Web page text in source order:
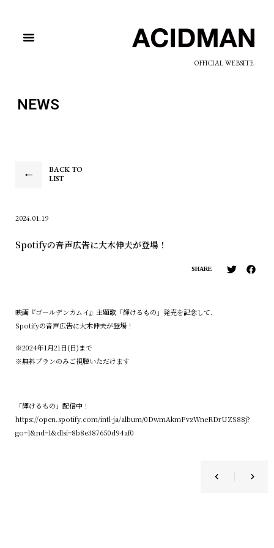
OFFICIAL WEBSITE
NEWS
BACK TO
LIST
2024.01.19
Spotifyの音声広告に大木伸夫が登場！
SHARE
映画『ゴールデンカムイ』主題歌「輝けるもの」発売を記念して、
Spotifyの音声広告に大木伸夫が登場！
※2024年1月21日(日)まで
※無料プランのみご視聴いただけます
「輝けるもの」配信中！
https://open.spotify.com/intl-ja/album/0DwmAkmFvzWneRDrUZS88j?
go=1&nd=1&dlsi=8b8e387650d94af0